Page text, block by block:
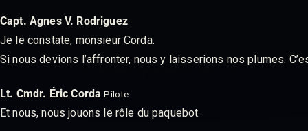
Capt. Agnes V. Rodriguez
Je le constate, monsieur Corda.
Si nous devions l’affronter, nous y laisserions nos plumes.
Lt. Cmdr. Éric Corda Pilote
Et nous, nous jouons le rôle du paquebot.